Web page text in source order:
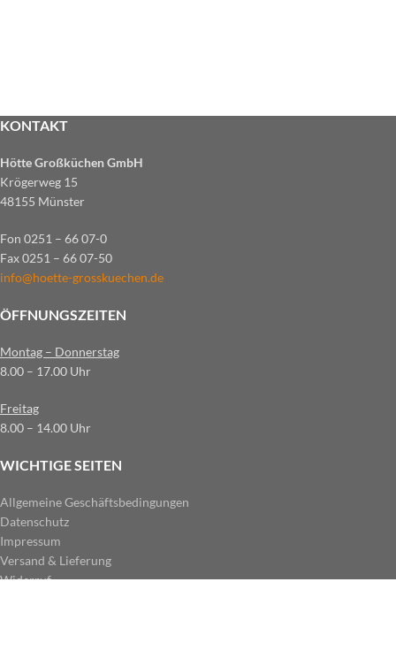
KONTAKT
Hötte Großküchen GmbH
Krögerweg 15
48155 Münster
Fon 0251 – 66 07-0
Fax 0251 – 66 07-50
info@hoette-grosskuechen.de
ÖFFNUNGSZEITEN
Montag – Donnerstag
8.00 – 17.00 Uhr
Freitag
8.00 – 14.00 Uhr
WICHTIGE SEITEN
Allgemeine Geschäftsbedingungen
Datenschutz
Impressum
Versand & Lieferung
Widerruf